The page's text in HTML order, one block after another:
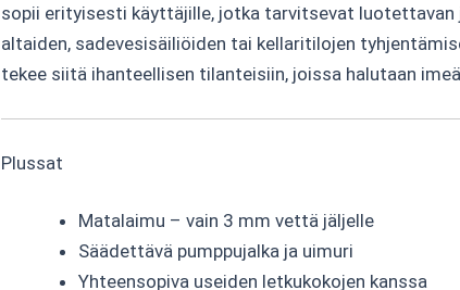
sopii erityisesti käyttäjille, jotka tarvitsevat luotettavan
altaiden, sadevesisäiliöiden tai kellaritilojen
tekee siitä ihanteellisen tilanteisiin, joissa halutaan
Plussat
Matalaimu – vain 3 mm vettä jäljelle
Säädettävä pumppujalka ja uimuri
Yhteensopiva useiden letkukokojen kanssa